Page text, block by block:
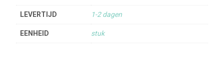
LEVERTIJD 1-2 dagen
EENHEID stuk